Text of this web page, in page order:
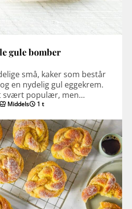
gule bomber
små, kaker som består
en nydelig gul eggekrem.
svært populær, men…
Middels 1 t